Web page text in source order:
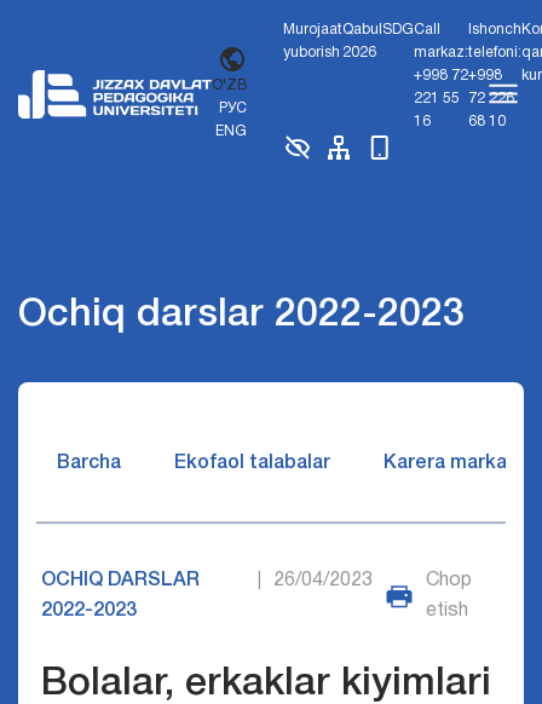
O'ZB
РУС
ENG
Murojaat
yuborish
Qabul
2026
SDGCall
markaz:
+998 72
221 55
16
Ishonch
telefoni:
+998
72 226
68 10
Ochiq darslar 2022-2023
Barcha Ekofaol talabalar Karera markazi
OCHIQ DARSLAR
2022-2023
26/04/2023
Chop
etish
Bolalar, erkaklar kiyimlari